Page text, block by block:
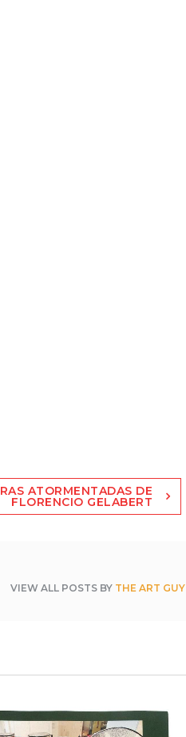
ATORMENTADAS DE
FLORENCIO GELABERT
VIEW ALL POSTS BY THE ART GUY